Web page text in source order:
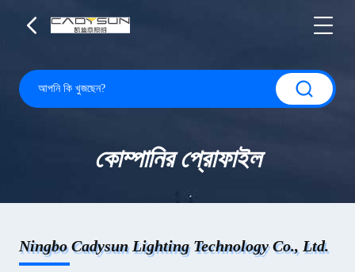
কোম্পানির প্রোফাইল
Ningbo Cadysun Lighting Technology Co., Ltd.